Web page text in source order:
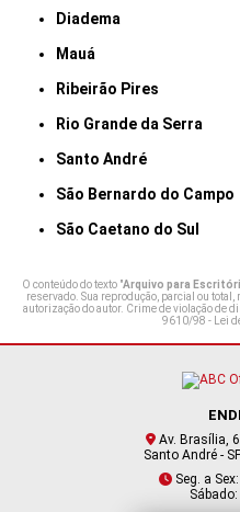
Diadema
Mauá
Ribeirão Pires
Rio Grande da Serra
Santo André
São Bernardo do Campo
São Caetano do Sul
O conteúdo do texto "Arquivo para
reservado. Sua reprodução, parcial ou
autorização do autor. Crime de violação de
9610/98 - Lei
Av. Brasília,
Santo André -
Seg. a